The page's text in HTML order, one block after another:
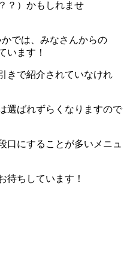
？）かもしれませ
では、みなさんからの
います！
きで紹介されていなけれ
選ばれずらくなりますので
口にすることが多いメニュ
待ちしています！